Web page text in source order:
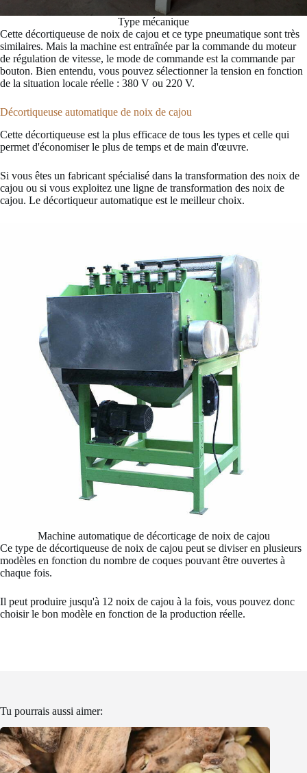
Type mécanique
Cette décortiqueuse de noix de cajou et ce type pneumatique sont très
similaires. Mais la machine est entraînée par la commande du moteur
de régulation de vitesse, le mode de commande est la commande par
bouton. Bien entendu, vous pouvez sélectionner la tension en fonction
de la situation locale réelle : 380 V ou 220 V.
Décortiqueuse automatique de noix de cajou
Cette décortiqueuse est la plus efficace de tous les types et celle qui
permet d'économiser le plus de temps et de main d'œuvre.
Si vous êtes un fabricant spécialisé dans la transformation des noix de
cajou ou si vous exploitez une ligne de transformation des noix de
cajou. Le décortiqueur automatique est le meilleur choix.
Machine automatique de décorticage de noix de cajou
Ce type de décortiqueuse de noix de cajou peut se diviser en plusieurs
modèles en fonction du nombre de coques pouvant être ouvertes à
chaque fois.
Il peut produire jusqu'à 12 noix de cajou à la fois, vous pouvez donc
choisir le bon modèle en fonction de la production réelle.
Tu pourrais aussi aimer: